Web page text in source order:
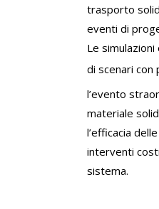
trasporto
eventi di
Le
di scenari
l’evento
materiale
l’efficacia
interventi
sistema.